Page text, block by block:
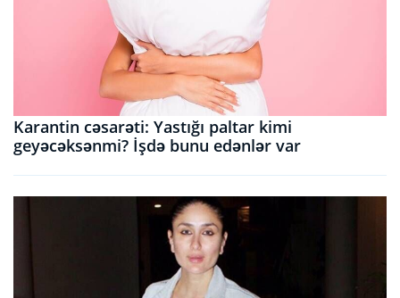
Karantin cəsarəti: Yastığı paltar kimi
geyəcəksənmi? İşdə bunu edənlər var